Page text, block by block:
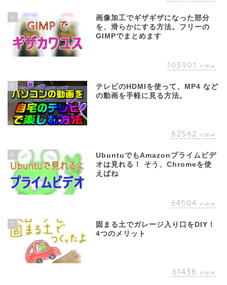
4
画像加工でギザギザになった部分
を、滑らかにする方法。フリーの
GIMPでまとめます
103901 view
5
テレビのHDMIを使って、MP4 など
の動画を手軽に見る方法。
82562 view
6
UbuntuでもAmazonプライムビデ
オは見れる！ そう、Chromeを使
えばね
64504 view
7
固まる土でガレージ入り口をDIY！
4つのメリット
61438 view